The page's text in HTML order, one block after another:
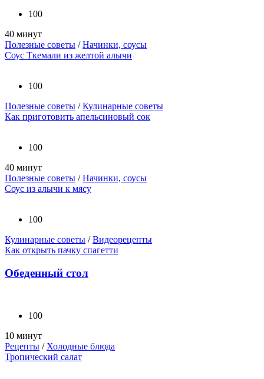
100
40 минут
Полезные советы /Начинки, соусы
Соус Ткемали из желтой алычи
100
Полезные советы /Кулинарные советы
Как приготовить апельсиновый сок
100
40 минут
Полезные советы /Начинки, соусы
Соус из алычи к мясу
100
Кулинарные советы /Видеорецепты
Как открыть пачку спагетти
Обеденный стол
100
10 минут
Рецепты /Холодные блюда
Тропический салат